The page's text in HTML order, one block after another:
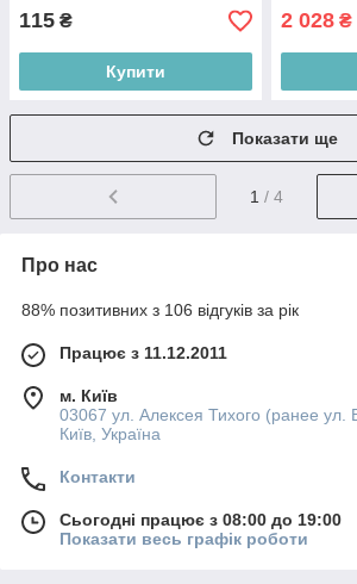
115 ₴
Купити
2 028 ₴
Показати ще
1 / 4
Про нас
88% позитивних з 106 відгуків за рік
Працює з 11.12.2011
м. Київ
03067 ул. Алексея Тихого (ранее ул.
Київ, Україна
Контакти
Сьогодні працює з 08:00 до 19:00
Показати весь графік роботи